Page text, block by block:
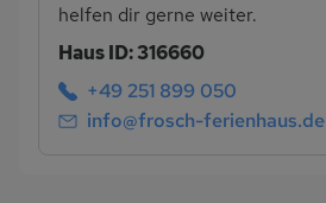
helfen dir gerne weiter.
Haus ID: 316660
+49 251 899 050
info@frosch-ferienhaus.de